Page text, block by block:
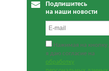
Подпишитесь
на наши новости
Нажимая на кнопку,
я даю согласие на
обработку